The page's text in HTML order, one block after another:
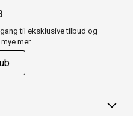
til eksklusive tilbud og
mer.